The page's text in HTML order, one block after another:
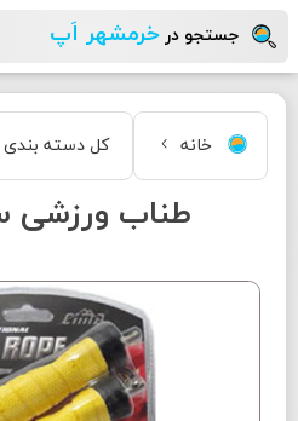
جستجو در خرمشهر اَپ
خانه کل دسته بندی
طناب ورزشی